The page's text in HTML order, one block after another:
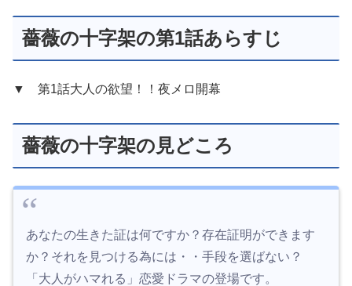
薔薇の十字架の第1話あらすじ
▼ 第1話大人の欲望！！夜メロ開幕
薔薇の十字架の見どころ
あなたの生きた証は何ですか？存在証明ができます
か？それを見つける為には・・手段を選ばない？
「大人がハマれる」恋愛ドラマの登場です。